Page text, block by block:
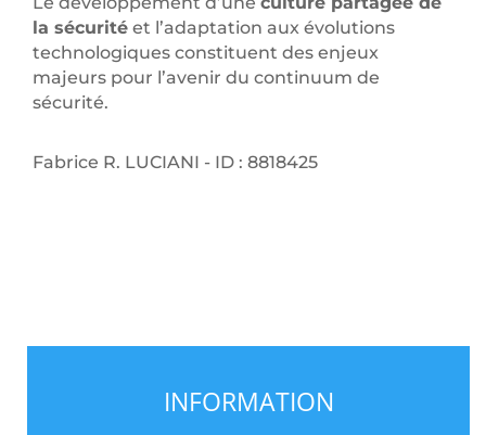
la sécuritéet l’adaptation aux évolutions
technologiques constituent des enjeux
majeurs pour l’avenir du continuum de
sécurité.
Fabrice R. LUCIANI - ID : 8818425
INFORMATION